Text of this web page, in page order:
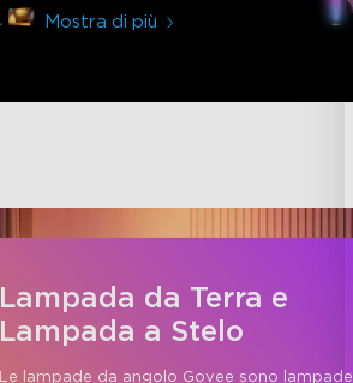
Mostra di più
Lampada da Terra e
Lampada a Stelo
Le lampade da angolo Govee sono lampade